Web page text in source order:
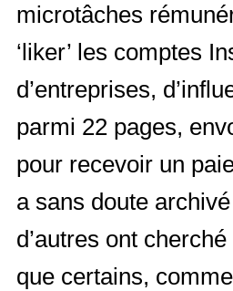
microtâches
‘liker’ les comptes
d’entreprises,
parmi 22 pages,
pour recevoir un
a sans doute
d’autres ont
que certains,